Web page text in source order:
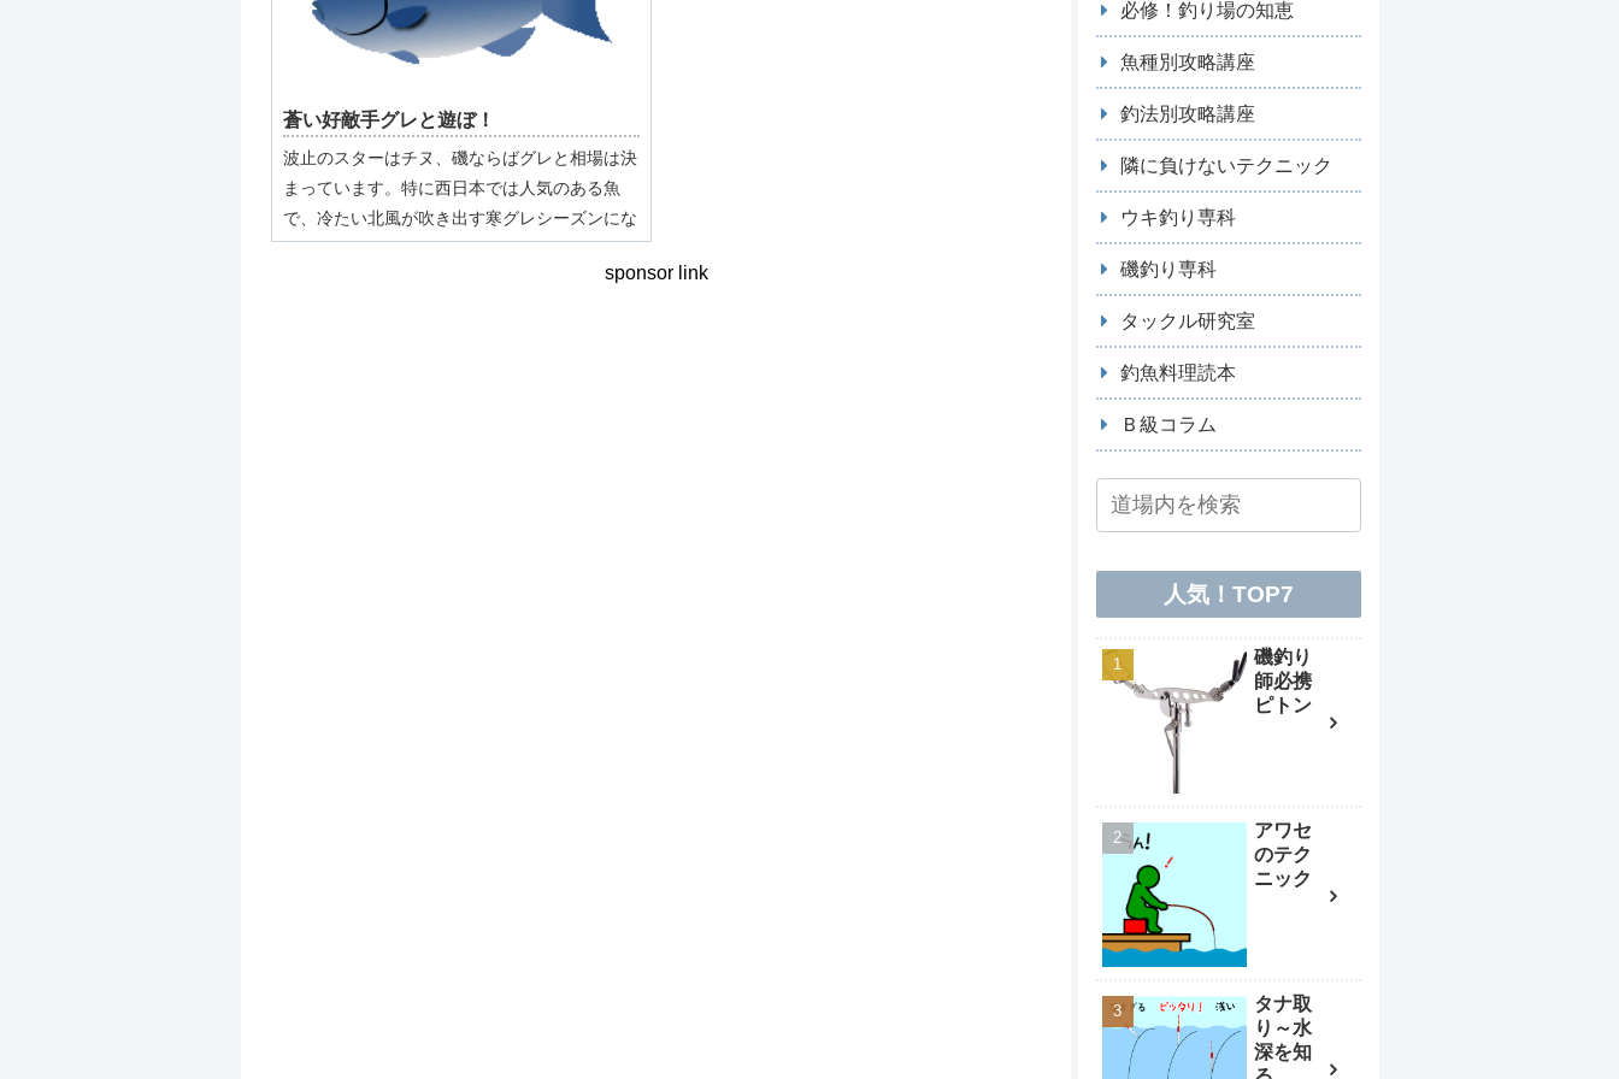
蒼い好敵手グレと遊ぼ！
波止のスターはチヌ、磯ならばグレと相場は決
まっています。特に西日本では人気のある魚
で、冷たい北風が吹き出す寒グレシーズンにな
れば、渡船屋は満員御礼になります。最近では
磯だけでなく、波止でも人気が出てきました。sponsor link
必修！釣り場の知恵
魚種別攻略講座
釣法別攻略講座
隣に負けないテクニック
ウキ釣り専科
磯釣り専科
タックル研究室
釣魚料理読本
Ｂ級コラム
人気！TOP7
磯釣り
師必携
ピトン
アワセ
のテク
ニック
タナ取
り～水
深を知